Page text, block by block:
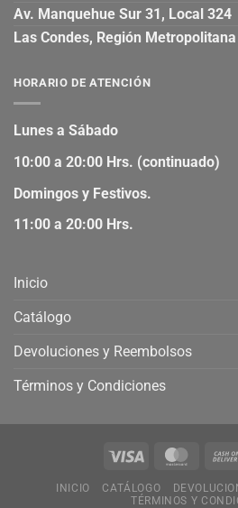
Av. Manquehue Sur 31, Local 324
Las Condes, Región Metropolitana
HORARIO DE ATENCIÓN
Lunes a Sábado
10:00 a 20:00 Hrs. (continuado)
Domingos y Festivos.
11:00 a 20:00 Hrs.
Inicio
Catálogo
Devoluciones y Reembolsos
Términos y Condiciones
INICIO CATÁLOGO
TÉRMINOS Y